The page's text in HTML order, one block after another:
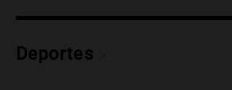
custodia en Salta
Episodios
Deportes